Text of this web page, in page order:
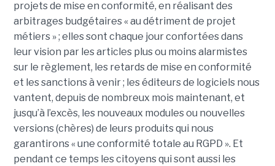
projets de mise en conformité, en réalisant des
arbitrages budgétaires « au détriment de projet
métiers » ; elles sont chaque jour confortées dans
leur vision par les articles plus ou moins alarmistes
sur le règlement, les retards de mise en conformité
et les sanctions à venir ; les éditeurs de logiciels nous
vantent, depuis de nombreux mois maintenant, et
jusqu’à l’excès, les nouveaux modules ou nouvelles
versions (chères) de leurs produits qui nous
garantirons « une conformité totale au RGPD ». Et
pendant ce temps les citoyens qui sont aussi les